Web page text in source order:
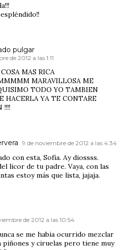
pulgar
de 2012 a las 1:11
MAS RICA
MARAVILLOSA ME
TODO YO TAMBIEN
HACERLA YA TE CONTARE
!!!!
9 de noviembre de 2012 a las 4:34
con esta, Sofía. Ay diossss.
licor de tu padre. Vaya, con las
estoy más que lista, jajaja.
de 2012 a las 10:54
se me habia ocurrido mezclar
piñones y ciruelas pero tiene muy